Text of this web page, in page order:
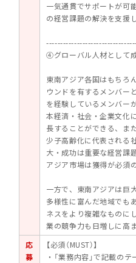
一気通貫でサポートが可
の経営課題の解決を支援
④グローバル人材として
東南アジア各国はもちろ
ウンドを有するメンバー
を経験しているメンバー
本経済・社会・企業文化
長することができる、ま
少子高齢化に代表される
大・成功は重要な経営課
アジア市場は獲得が必須
一方で、東南アジアは巨
多様性に富んだ地域でも
ネスをより複雑なものに
業の競争力も日増しに高
応
募
【必須（MUST）】
・「業務内容」で記載の